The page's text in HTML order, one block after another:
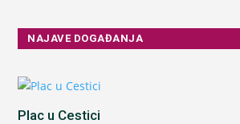
NAJAVE DOGAĐANJA
Plac u Cestici